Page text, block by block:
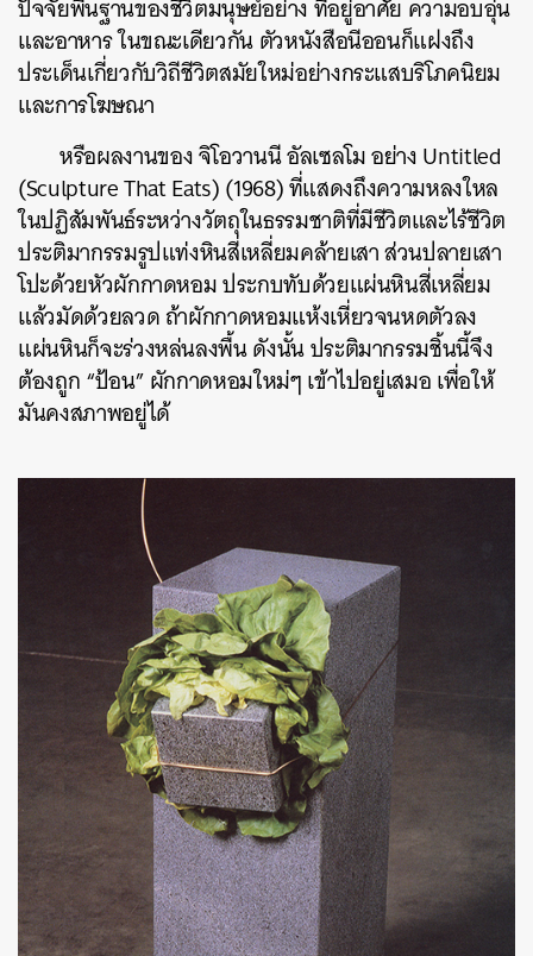
ปัจจัยพื้นฐานของชีวิตมนุษย์อย่าง ที่อยู่อาศัย ความอบอุ่น
และอาหาร ในขณะเดียวกัน ตัวหนังสือนีออนก็แฝงถึง
ประเด็นเกี่ยวกับวิถีชีวิตสมัยใหม่อย่างกระแสบริโภคนิยม
และการโฆษณา
หรือผลงานของ จิโอวานนี อัลเซลโม อย่าง Untitled
(Sculpture That Eats) (1968) ที่แสดงถึงความหลงใหล
ในปฏิสัมพันธ์ระหว่างวัตถุในธรรมชาติที่มีชีวิตและไร้ชีวิต
ประติมากรรมรูปแท่งหินสี่เหลี่ยมคล้ายเสา ส่วนปลายเสา
โปะด้วยหัวผักกาดหอม ประกบทับด้วยแผ่นหินสี่เหลี่ยม
แล้วมัดด้วยลวด ถ้าผักกาดหอมแห้งเหี่ยวจนหดตัวลง
แผ่นหินก็จะร่วงหล่นลงพื้น ดังนั้น ประติมากรรมชิ้นนี้จึง
ต้องถูก “ป้อน” ผักกาดหอมใหม่ๆ เข้าไปอยู่เสมอ เพื่อให้
มันคงสภาพอยู่ได้